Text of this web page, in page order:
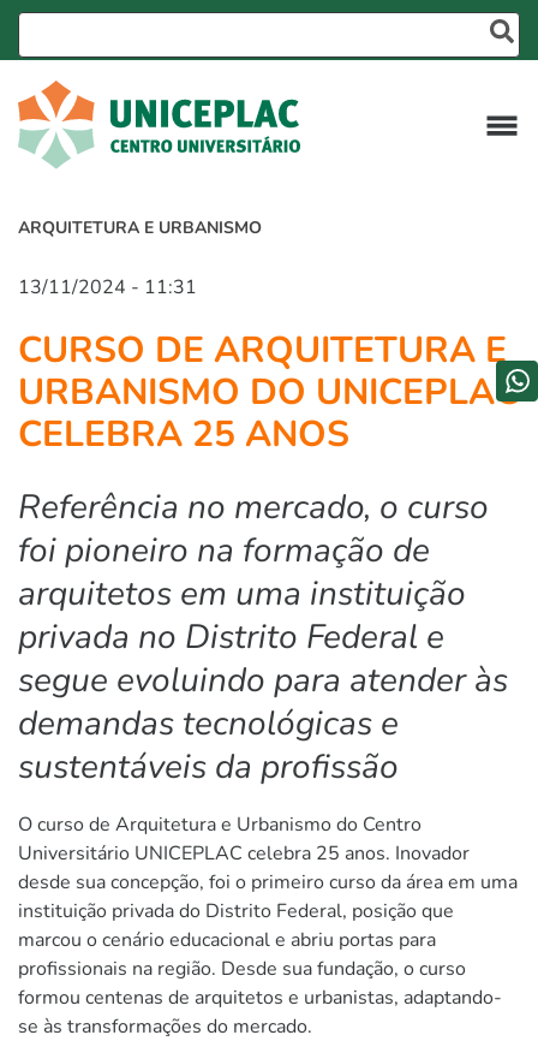
ARQUITETURA E URBANISMO
13/11/2024 - 11:31
CURSO DE ARQUITETURA E
URBANISMO DO UNICEPLAC
CELEBRA 25 ANOS
Referência no mercado, o curso
foi pioneiro na formação de
arquitetos em uma instituição
privada no Distrito Federal e
segue evoluindo para atender às
demandas tecnológicas e
sustentáveis da profissão
O curso de Arquitetura e Urbanismo do Centro
Universitário UNICEPLAC celebra 25 anos. Inovador
desde sua concepção, foi o primeiro curso da área em uma
instituição privada do Distrito Federal, posição que
marcou o cenário educacional e abriu portas para
profissionais na região. Desde sua fundação, o curso
formou centenas de arquitetos e urbanistas, adaptando-
se às transformações do mercado.